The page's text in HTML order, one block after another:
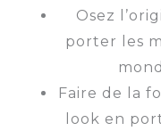
Osez
porter les
Faire de la
look en